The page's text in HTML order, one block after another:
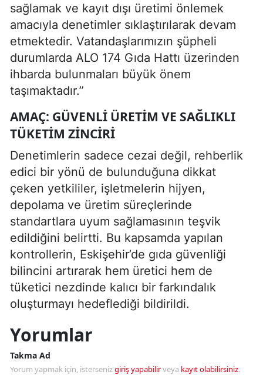
sağlamak ve kayıt dışı üretimi önlemek
amacıyla denetimler sıklaştırılarak devam
etmektedir. Vatandaşlarımızın şüpheli
durumlarda ALO 174 Gıda Hattı üzerinden
ihbarda bulunmaları büyük önem
taşımaktadır.”
AMAÇ: GÜVENLI ÜRETIM VE SAĞLIKLI
TÜKETIM ZINCIRI
Denetimlerin sadece cezai değil, rehberlik
edici bir yönü de bulunduğuna dikkat
çeken yetkililer, işletmelerin hijyen,
depolama ve üretim süreçlerinde
standartlara uyum sağlamasının teşvik
edildiğini belirtti. Bu kapsamda yapılan
kontrollerin, Eskişehir’de gıda güvenliği
bilincini artırarak hem üretici hem de
tüketici nezdinde kalıcı bir farkındalık
oluşturmayı hedeflediği bildirildi.
Yorumlar
Takma Ad
Yorum yapmak için, istersenizgiriş yapabilirveya kayıt olabilirsiniz.